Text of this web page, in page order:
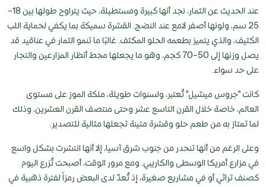
عند الحديث عن الثمار، نجد أنها كبيرة ومستطيلة، حيث يتراوح طولها بين 18–
25 سم، ولونها أصفر لامع عند النضج. القشرة سميكة بما يكفي لحماية اللب
الكثيف، والذي يتميز بطعمه الحلو المكثف. غالبًا ما تنمو الثمار في عناقيد قد
يصل وزنها إلى 50–70 كجم، وهو ما يجعلها محط أنظار المزارعين والتجار
على حد سواء.
كانت "جروس ميشيل" تُعتبر، ولسنوات طويلة، ملكة الموز على مستوى
العالم، خاصة خلال القرن التاسع عشر وحتى منتصف القرن العشرين، وذلك
لما تمتاز به من طعم حلو وقشرة متينة تجعلها مثالية للتصدير.
وعلى الرغم من أنها تنحدر من جنوب شرق آسيا، إلا أنها انتشرت بشكل واسع
في مزارع أمريكا الوسطى والكاريبي. ومع مرور الوقت، أصبحت تُزرع اليوم
كصنف تراثي أو في مشاريع صغيرة، إذ تُعدّ لدى البعض رمزاً لفترة ذهبية في